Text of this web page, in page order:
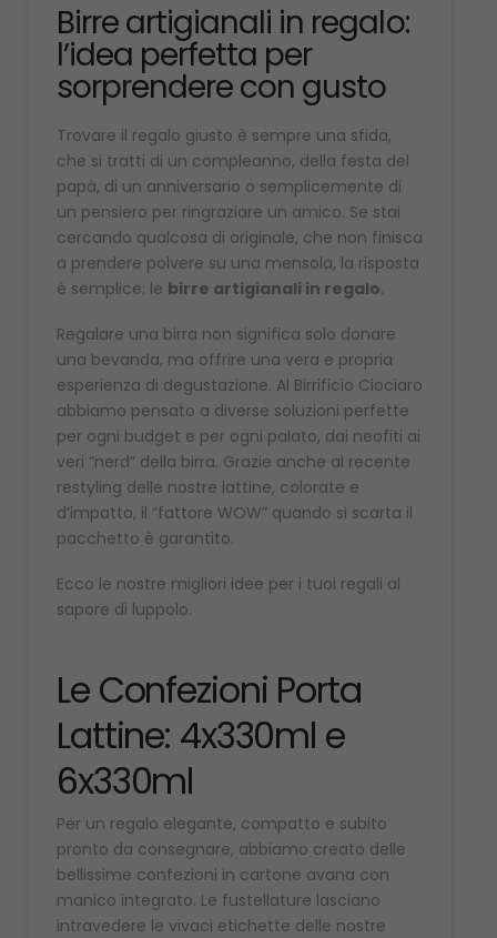
Birre artigianali in regalo:
l’idea perfetta per
sorprendere con gusto
Trovare il regalo giusto è sempre una sfida,
che si tratti di un compleanno, della festa del
papà, di un anniversario o semplicemente di
un pensiero per ringraziare un amico. Se stai
cercando qualcosa di originale, che non finisca
a prendere polvere su una mensola, la risposta
è semplice: le birre artigianali in regalo.
Regalare una birra non significa solo donare
una bevanda, ma offrire una vera e propria
esperienza di degustazione. Al Birrificio Ciociaro
abbiamo pensato a diverse soluzioni perfette
per ogni budget e per ogni palato, dai neofiti ai
veri “nerd” della birra. Grazie anche al recente
restyling delle nostre lattine, colorate e
d’impatto, il “fattore WOW” quando si scarta il
pacchetto è garantito.
Ecco le nostre migliori idee per i tuoi regali al
sapore di luppolo.
Le Confezioni Porta
Lattine: 4x330ml e
6x330ml
Per un regalo elegante, compatto e subito
pronto da consegnare, abbiamo creato delle
bellissime confezioni in cartone avana con
manico integrato. Le fustellature lasciano
intravedere le vivaci etichette delle nostre